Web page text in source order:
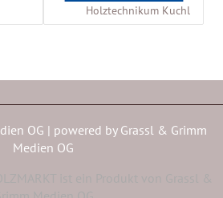
Holztechnikum Kuchl
OG | powered by Grassl & Grimm
Medien OG
ist ein Produkt von Grassl &